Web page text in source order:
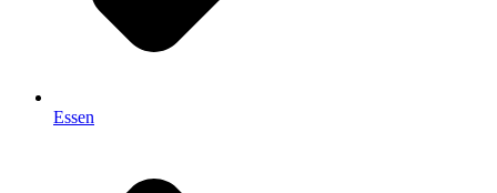
Essen